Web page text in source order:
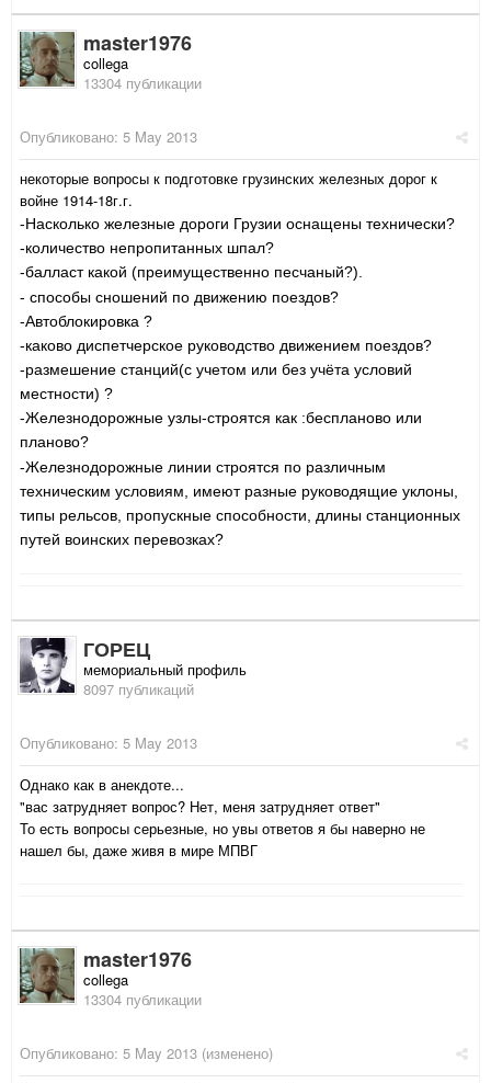
master1976
collega
13304 публикации
Опубликовано: 5 May 2013
некоторые вопросы к подготовке грузинских железных дорог к
войне 1914-18г.г.
-Насколько железные дороги Грузии оснащены технически?
-количество непропитанных шпал?
-балласт какой (преимущественно песчаный?).
- способы сношений по движению поездов?
-Автоблокировка ?
-каково диспетчерское руководство движением поездов?
-размешение станций(с учетом или без учёта условий
местности) ?
-Железнодорожные узлы-строятся как :беспланово или
планово?
-Железнодорожные линии строятся по различным
техническим условиям, имеют разные руководящие уклоны,
типы рельсов, пропускные способности, длины станционных
путей воинских перевозках?
ГОРЕЦ
мемориальный профиль
8097 публикаций
Опубликовано: 5 May 2013
Однако как в анекдоте...
"вас затрудняет вопрос? Нет, меня затрудняет ответ"
То есть вопросы серьезные, но увы ответов я бы наверно не
нашел бы, даже живя в мире МПВГ
master1976
collega
13304 публикации
Опубликовано: 5 May 2013 (изменено)